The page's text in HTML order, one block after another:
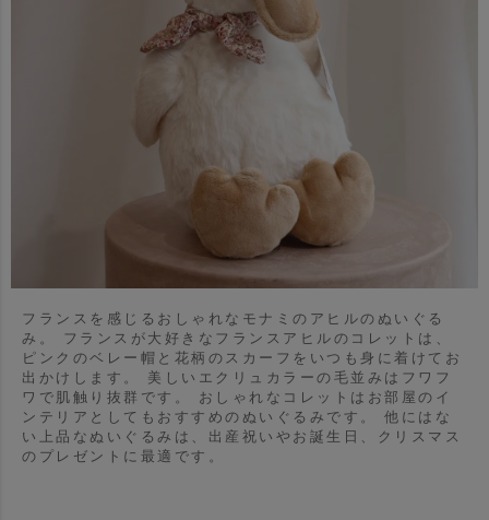
フランスを感じるおしゃれなモナミのアヒルのぬいぐる
み。
フランスが大好きなフランスアヒルのコレットは、
ピンクのベレー帽と花柄のスカーフをいつも身に着けてお
出かけします。 美しいエクリュカラーの毛並みはフワフ
ワで肌触り抜群です。 おしゃれなコレットはお部屋のイ
ンテリアとしてもおすすめのぬいぐるみです。 他にはな
い上品なぬいぐるみは、出産祝いやお誕生日、クリスマス
のプレゼントに最適です。